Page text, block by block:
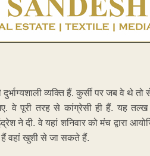
ही दुर्भाग्यशाली व्यक्ति हैं. कुर्सी पर जब
वे पूरी तरह से कांग्रेसी ही हैं. यह तल्ख
दी. वे यहां शनिवार को मंच द्वारा
हैं वहां खुशी से जा सकते हैं.